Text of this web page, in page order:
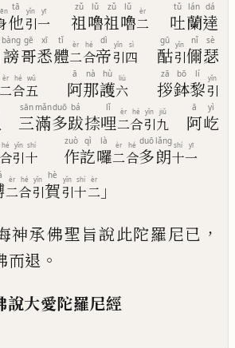
他
tā
引
yǐn
一
yī
祖
zǔ
嚕
lǔ
祖
zǔ
嚕
lǔ
二
èr
吐
tǔ
蘭
lán
達
dá
謗
bàng
哥
gē
悉
xī
體
tǐ
二
èr
合
hé
帝
dì
引
yǐn
四
sì
酤
gū
引
yǐn
儞
nǐ
瑟
sè
二
èr
合
hé
五
wǔ
阿
ā
那
nà
護
hù
六
liù
拶
zā
鉢
bō
黎
lí
引
yǐn
三
sān
滿
mǎn
多
duō
跋
bá
𭡠哩
lǐ
二
èr
合
hé
引
yǐn
九
jiǔ
阿
ā
屹
yì
合
hé
引
yǐn
十
shí
作
zuò
訖
qì
囉
là
二
èr
合
hé
多
duō
朗
lǎng
十
shí
一
yī
二
èr
合
hé
引
yǐn
賀
hè
引
yǐn
十
shí
二
èr 」
神承佛聖旨說此陀羅尼已 ，
而退 。
說大愛陀羅尼經